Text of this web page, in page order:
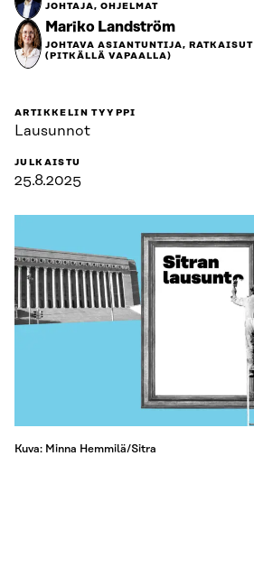
JOHTAJA, OHJELMAT
Mariko Landström
JOHTAVA ASIANTUNTIJA, RATKAISUT
(PITKÄLLÄ VAPAALLA)
ARTIKKELIN TYYPPI
Lausunnot
JULKAISTU
25.8.2025
Kuva: Minna Hemmilä/Sitra